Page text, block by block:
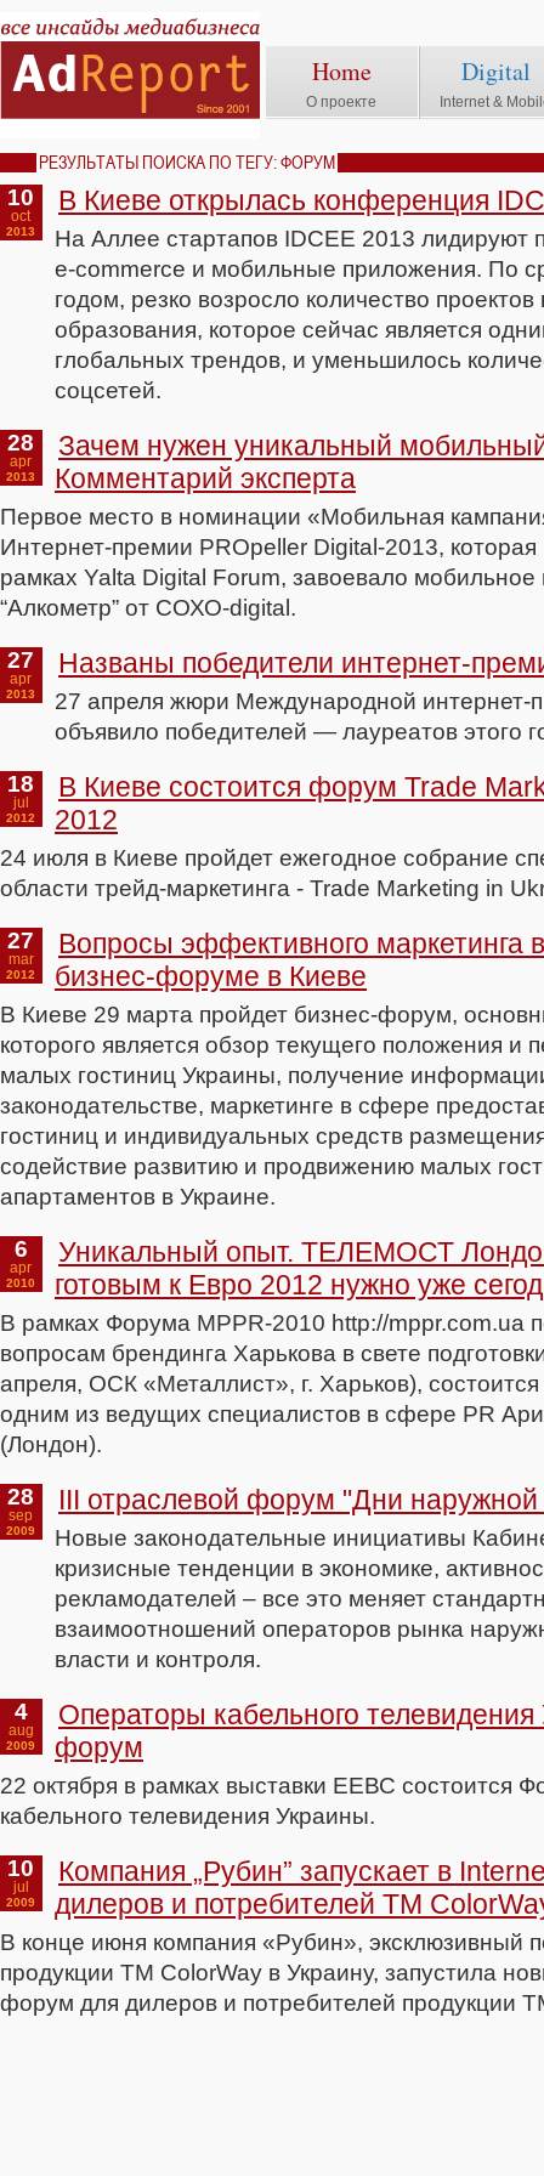
Home
О проекте
Digital
Internet &
РЕЗУЛЬТАТЫ ПОИСКА ПО ТЕГУ: ФОРУМ
10
oct
2013
В Киеве открылась конференция
На Аллее стартапов IDCEE 2013 лидируют
e-commerce и мобильные приложения. По
годом, резко возросло количество
образования, которое сейчас является
глобальных трендов, и уменьшилось
соцсетей.
28
apr
2013
Зачем нужен уникальный
Комментарий эксперта
Первое место в номинации «Мобильная
Интернет-премии PROpeller Digital-2013,
рамках Yalta Digital Forum, завоевало
“Алкометр” от СОХО-digital.
27
apr
2013
Названы победители интернет-
27 апреля жюри Международной интернет-
объявило победителей — лауреатов этого
18
jul
2012
В Киеве состоится форум Trade
2012
24 июля в Киеве пройдет ежегодное собрание
области трейд-маркетинга - Trade Marketing in
27
mar
2012
Вопросы эффективного маркетинга
бизнес-форуме в Киеве
В Киеве 29 марта пройдет бизнес-форум,
которого является обзор текущего положения и
малых гостиниц Украины, получение
законодательстве, маркетинге в сфере
гостиниц и индивидуальных средств
содействие развитию и продвижению малых
апартаментов в Украине.
6
apr
2010
Уникальный опыт. ТЕЛЕМОСТ
готовым к Евро 2012 нужно уже
В рамках Форума MPPR-2010 http://mppr.com.ua
вопросам брендинга Харькова в свете
апреля, ОСК «Металлист», г. Харьков),
одним из ведущих специалистов в сфере PR
(Лондон).
28
sep
2009
III отраслевой форум "Дни
Новые законодательные инициативы
кризисные тенденции в экономике,
рекламодателей – все это меняет
взаимоотношений операторов рынка
власти и контроля.
4
aug
2009
Операторы кабельного
форум
22 октября в рамках выставки ЕЕВС состоится
кабельного телевидения Украины.
10
jul
2009
Компания „Рубин” запускает в
дилеров и потребителей ТМ
В конце июня компания «Рубин», эксклюзивный
продукции ТМ ColorWay в Украину, запустила
форум для дилеров и потребителей продукции